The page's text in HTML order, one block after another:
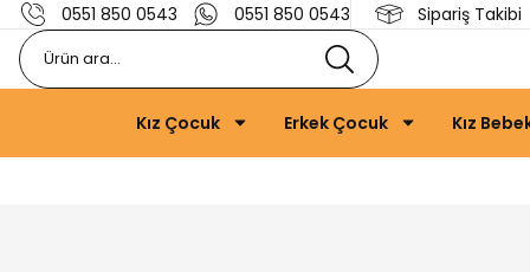
0551 850 0543 0551 850 0543 Sipariş Takibi
Kız Çocuk Erkek Çocuk Kız